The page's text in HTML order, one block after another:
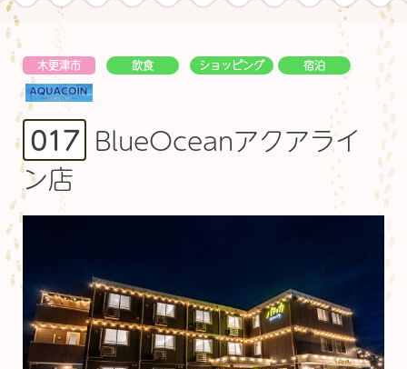
木更津市 飲食 ショッピング 宿泊
017 BlueOceanアクアライ
ン店